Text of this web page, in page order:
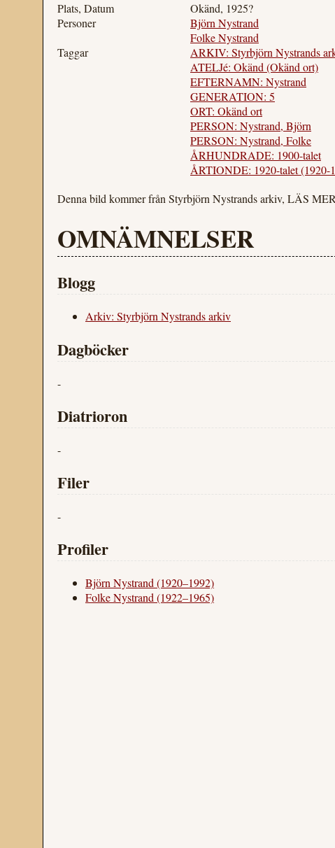
Plats, Datum
Okänd, 1925?
Personer
Björn Nystrand
Folke Nystrand
Taggar
ARKIV: Styrbjörn Nystrands
ATELJé: Okänd (Okänd ort)
EFTERNAMN: Nystrand
GENERATION: 5
ORT: Okänd ort
PERSON: Nystrand, Björn
PERSON: Nystrand, Folke
ÅRHUNDRADE: 1900-talet
ÅRTIONDE: 1920-talet (1920-
Denna bild kommer från Styrbjörn Nystrands arkiv, LÄS
OMNÄMNELSER
Blogg
Arkiv: Styrbjörn Nystrands arkiv
Dagböcker
-
Diatrioron
-
Filer
-
Profiler
Björn Nystrand (1920–1992)
Folke Nystrand (1922–1965)